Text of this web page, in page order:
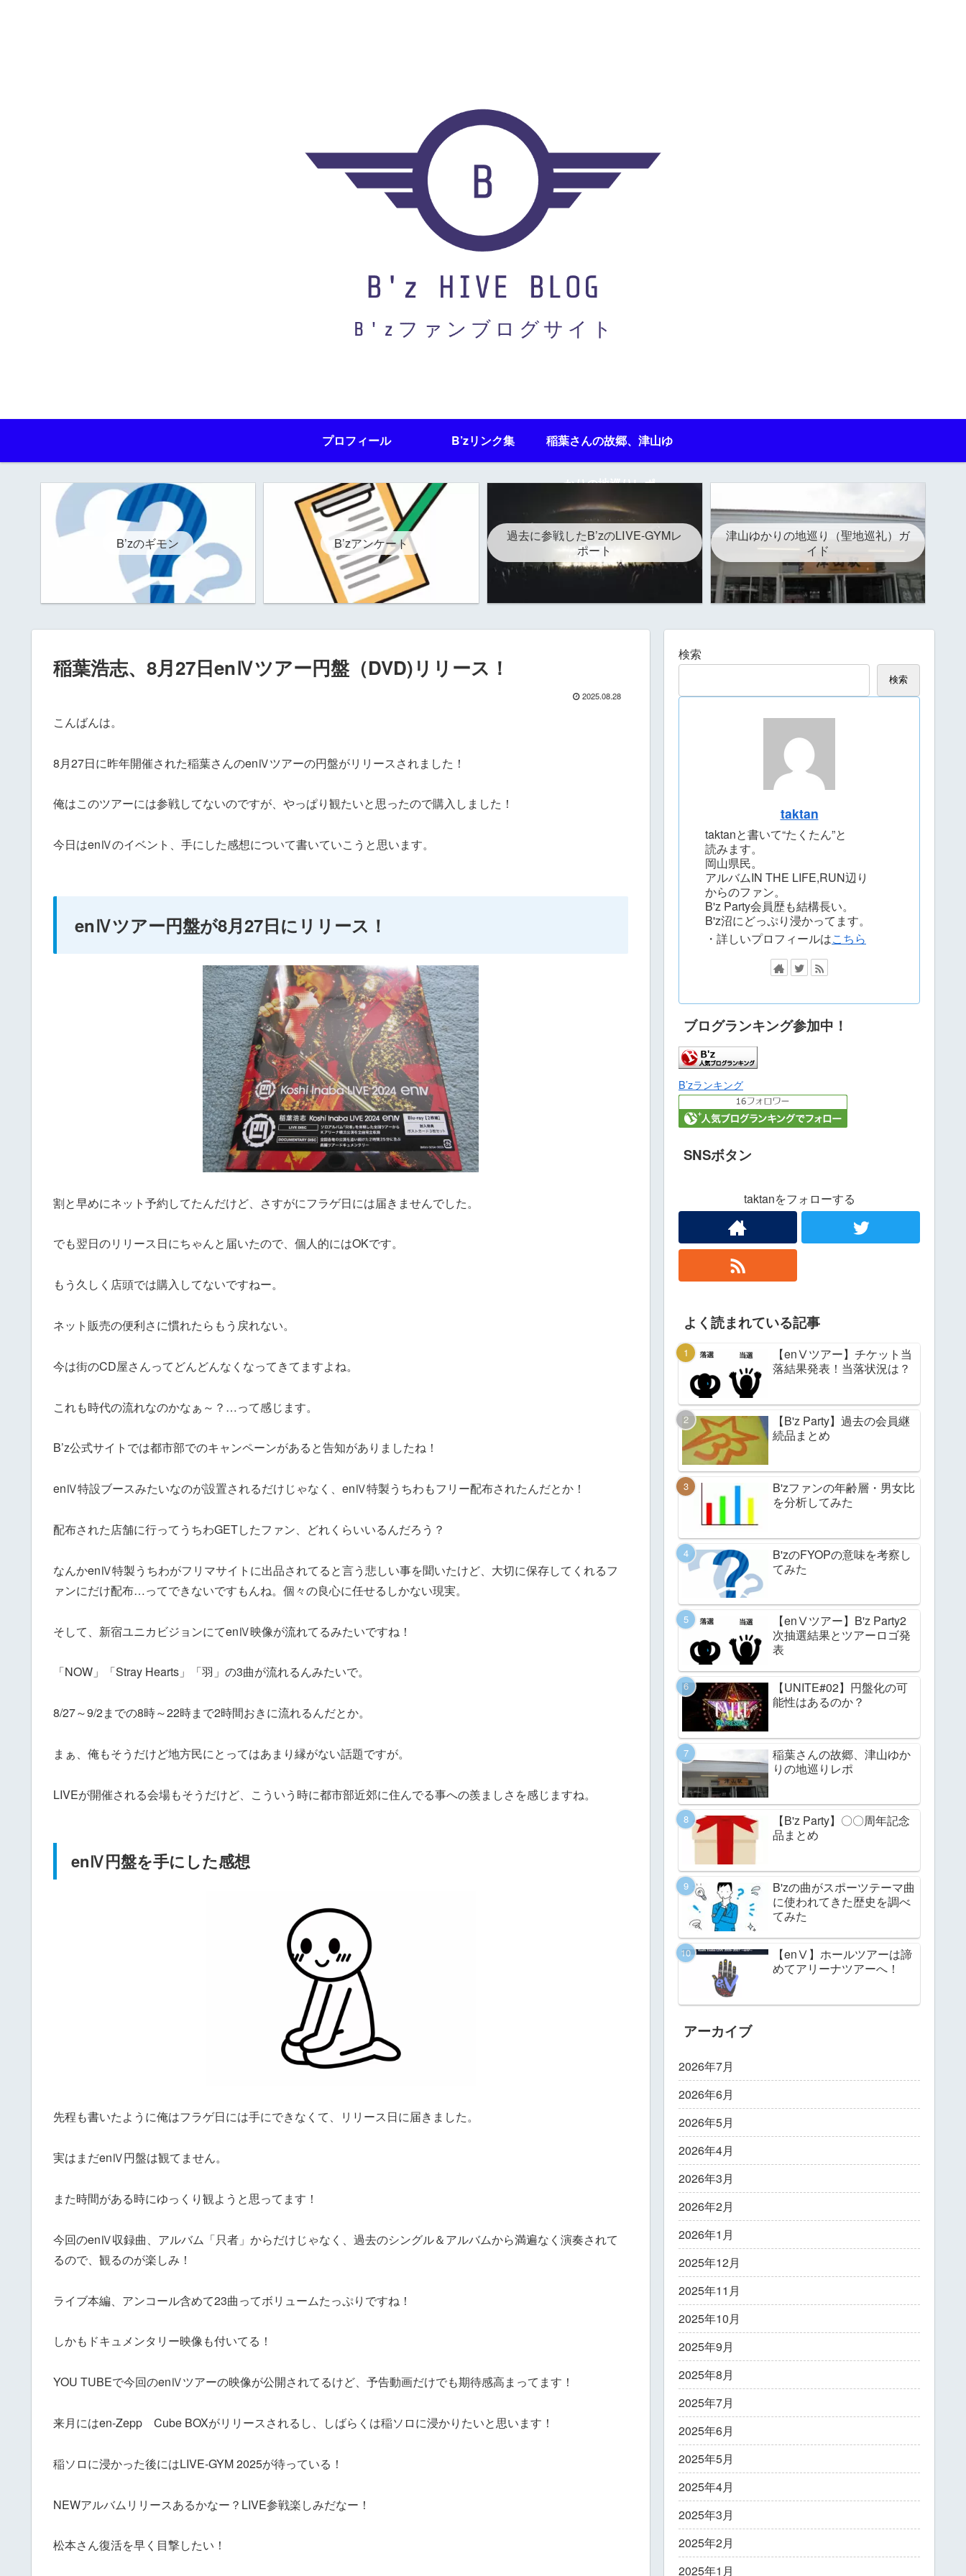
プロフィール B’zリンク集 稲葉さんの故郷、津山ゆ
かりの地巡りレポ
B’zのギモン B’zアンケート
過去に参戦したB’zのLIVE-GYMレ
ポート
津山ゆかりの地巡り（聖地巡礼）ガ
イド
稲葉浩志、8月27日enⅣツアー円盤（DVD)リリース！
2025.08.28
こんばんは。
8月27日に昨年開催された稲葉さんのenⅣツアーの円盤がリリースされました！
俺はこのツアーには参戦してないのですが、やっぱり観たいと思ったので購入しました！
今日はenⅣのイベント、手にした感想について書いていこうと思います。
enⅣツアー円盤が8月27日にリリース！
割と早めにネット予約してたんだけど、さすがにフラゲ日には届きませんでした。
でも翌日のリリース日にちゃんと届いたので、個人的にはOKです。
もう久しく店頭では購入してないですねー。
ネット販売の便利さに慣れたらもう戻れない。
今は街のCD屋さんってどんどんなくなってきてますよね。
これも時代の流れなのかなぁ～？…って感じます。
B’z公式サイトでは都市部でのキャンペーンがあると告知がありましたね！
enⅣ特設ブースみたいなのが設置されるだけじゃなく、enⅣ特製うちわもフリー配布されたんだとか！
配布された店舗に行ってうちわGETしたファン、どれくらいいるんだろう？
なんかenⅣ特製うちわがフリマサイトに出品されてると言う悲しい事を聞いたけど、大切に保存してくれるフ
ァンにだけ配布…ってできないですもんね。個々の良心に任せるしかない現実。
そして、新宿ユニカビジョンにてenⅣ映像が流れてるみたいですね！
「NOW」「Stray Hearts」「羽」の3曲が流れるんみたいで。
8/27～9/2までの8時～22時まで2時間おきに流れるんだとか。
まぁ、俺もそうだけど地方民にとってはあまり縁がない話題ですが。
LIVEが開催される会場もそうだけど、こういう時に都市部近郊に住んでる事への羨ましさを感じますね。
enⅣ円盤を手にした感想
先程も書いたように俺はフラゲ日には手にできなくて、リリース日に届きました。
実はまだenⅣ円盤は観てません。
また時間がある時にゆっくり観ようと思ってます！
今回のenⅣ収録曲、アルバム「只者」からだけじゃなく、過去のシングル＆アルバムから満遍なく演奏されて
るので、観るのが楽しみ！
ライブ本編、アンコール含めて23曲ってボリュームたっぷりですね！
しかもドキュメンタリー映像も付いてる！
YOU TUBEで今回のenⅣツアーの映像が公開されてるけど、予告動画だけでも期待感高まってます！
来月にはen-Zepp Cube BOXがリリースされるし、しばらくは稲ソロに浸かりたいと思います！
稲ソロに浸かった後にはLIVE-GYM 2025が待っている！
NEWアルバムリリースあるかなー？LIVE参戦楽しみだなー！
松本さん復活を早く目撃したい！
検索
検索
taktan
taktanと書いて“たくたん”と
読みます。
岡山県民。
アルバムIN THE LIFE,RUN辺り
からのファン。
B'z Party会員歴も結構長い。
B'z沼にどっぷり浸かってます。
・詳しいプロフィールはこちら
ブログランキング参加中！
B’zランキング
SNSボタン
taktanをフォローする
よく読まれている記事
【enⅤツアー】チケット当
落結果発表！当落状況は？
【B'z Party】過去の会員継
続品まとめ
B'zファンの年齢層・男女比
を分析してみた
B'zのFYOPの意味を考察し
てみた
【enⅤツアー】B'z Party2
次抽選結果とツアーロゴ発
表
【UNITE#02】円盤化の可
能性はあるのか？
稲葉さんの故郷、津山ゆか
りの地巡りレポ
【B'z Party】〇〇周年記念
品まとめ
B'zの曲がスポーツテーマ曲
に使われてきた歴史を調べ
てみた
【enⅤ】ホールツアーは諦
めてアリーナツアーへ！
アーカイブ
2026年7月
2026年6月
2026年5月
2026年4月
2026年3月
2026年2月
2026年1月
2025年12月
2025年11月
2025年10月
2025年9月
2025年8月
2025年7月
2025年6月
2025年5月
2025年4月
2025年3月
2025年2月
2025年1月